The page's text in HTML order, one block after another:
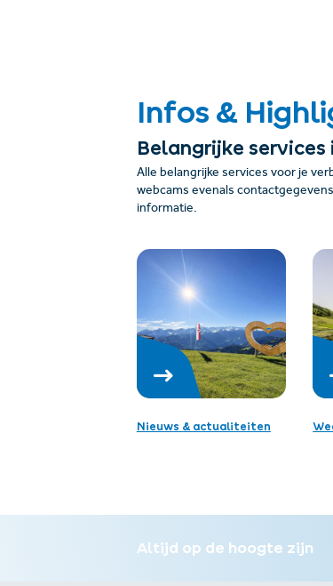
Infos &
Belangrijke services
Alle belangrijke services voor je
webcams evenals
informatie.
Nieuws & actualiteiten
Altijd op de hoogte zijn